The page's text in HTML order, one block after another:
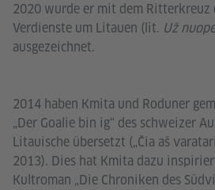
2020 wurde er mit dem Ritterkreuz
Verdienste um Litauen (lit. Už
ausgezeichnet.
2014 haben Kmita und Roduner
„Der Goalie bin ig“ des schweizer
Litauische übersetzt („Čia aš
2013). Dies hat Kmita dazu
Kultroman „Die Chroniken des